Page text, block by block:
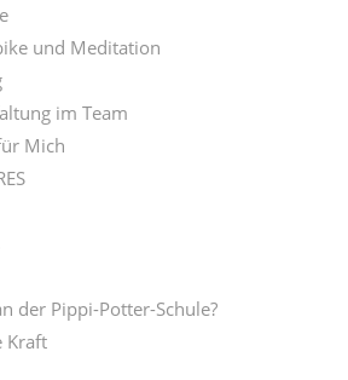
und Meditation
im Team
Mich
der Pippi-Potter-Schule?
Kraft